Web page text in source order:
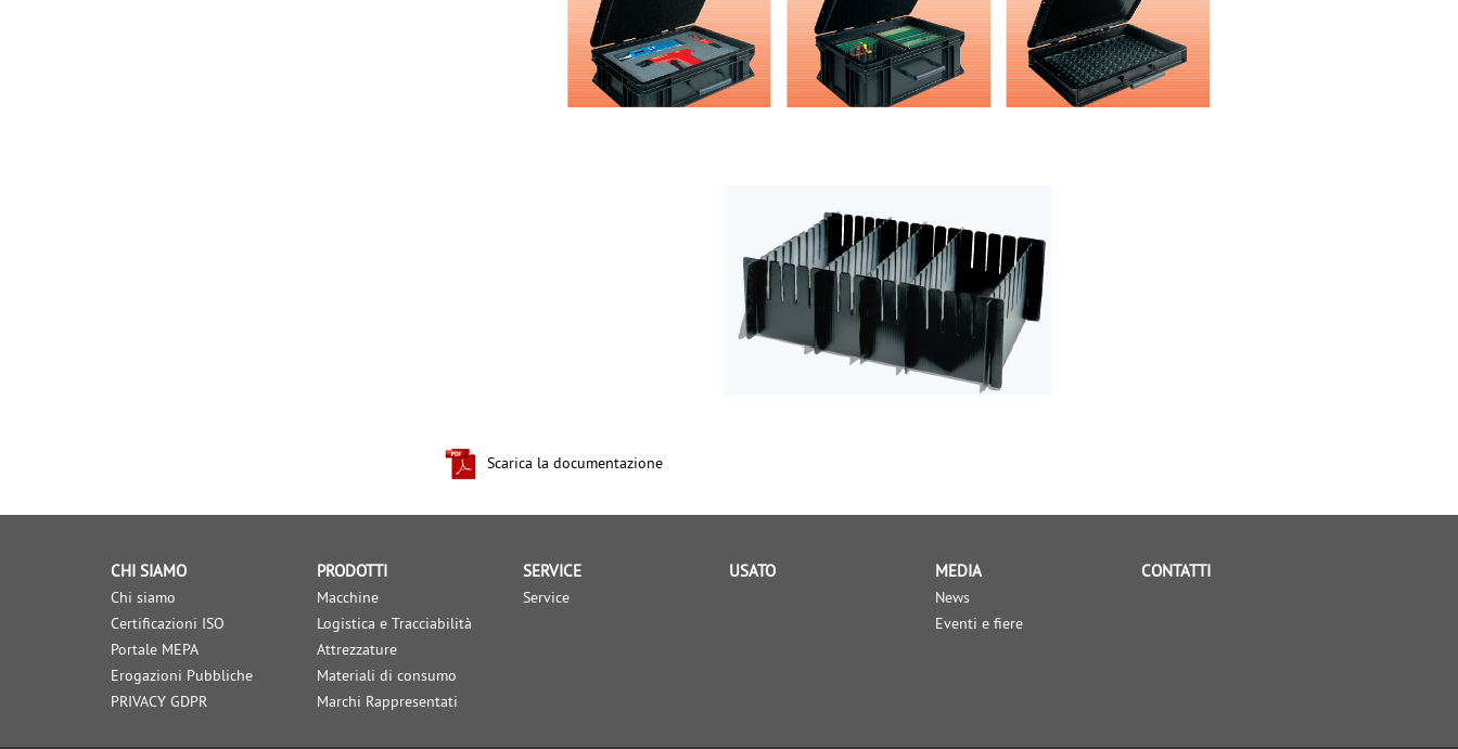
Scarica la documentazione
CHI SIAMO
Chi siamo
Certificazioni ISO
Portale MEPA
Erogazioni Pubbliche
PRIVACY GDPR
PRODOTTI
Macchine
Logistica e Tracciabilità
Attrezzature
Materiali di consumo
Marchi Rappresentati
SERVICE
Service
USATO MEDIA
News
Eventi e fiere
CONTATTI